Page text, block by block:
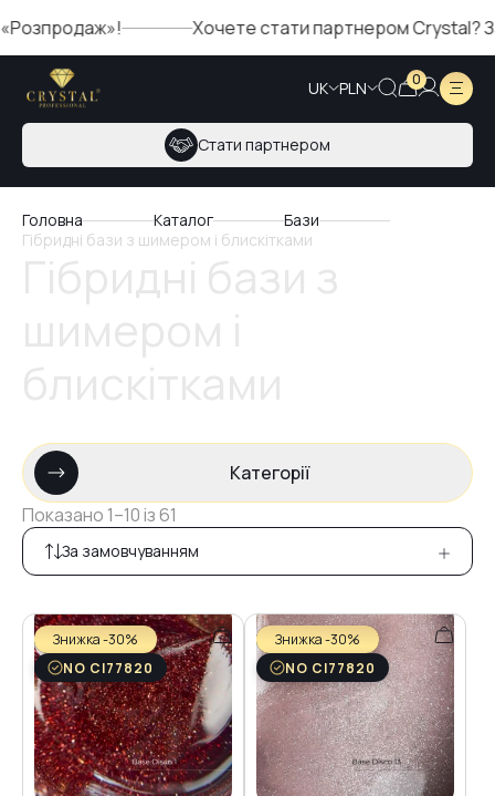
Хочете стати партнером Crystal?
UK PLN 0
Стати партнером
Головна Каталог
Бази
Гібридні бази з шимером і блискітками
Категорії
Показано 1–10 із 61
За замовчуванням
Знижка -30%
NO CI77820
Знижка -30%
NO CI77820